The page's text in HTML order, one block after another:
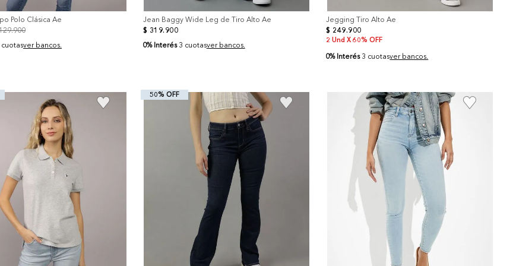
Polo Clásica Ae
.900
cuotasver bancos.
Jean Baggy Wide Leg de Tiro Alto Ae
$ 319. 900
0% Interés 3 cuotasver bancos.
Jegging Tiro Alto Ae
$ 249.900
2 Und X 60% OFF
0% Interés 3 cuotasver bancos.
50% OFF
+